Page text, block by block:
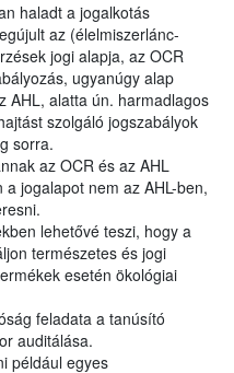
haladt a jogalkotás
az (élelmiszerlánc-
jogi alapja, az OCR
ugyanúgy alap
AHL, alatta ún. harmadlagos
szolgáló jogszabályok
sorra.
az OCR és az AHL
jogalapot nem az AHL-ben,
lehetővé teszi, hogy a
természetes és jogi
esetén ökológiai
feladata a tanúsító
auditálása.
például egyes